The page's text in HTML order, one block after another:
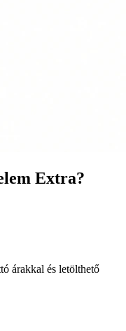
Extra?
árakkal és letölthető